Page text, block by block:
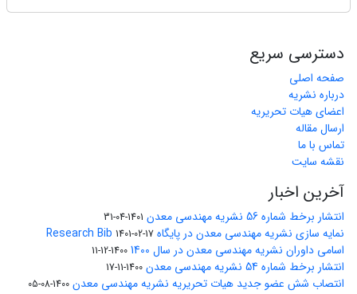
دسترسی سریع
صفحه اصلی
درباره نشریه
اعضای هیات تحریریه
ارسال مقاله
تماس با ما
نقشه سایت
آخرین اخبار
انتشار برخط شماره 56 نشریه مهندسی معدن 1401-04-31
نمایه سازی نشریه مهندسی معدن در پایگاه Research Bib 1401-02-17
اسامی داوران نشریه مهندسی معدن در سال 1400 1400-12-11
انتشار برخط شماره 54 نشریه مهندسی معدن 1400-11-17
انتصاب شش عضو جدید هیات تحریریه نشریه مهندسی معدن 1400-08-05